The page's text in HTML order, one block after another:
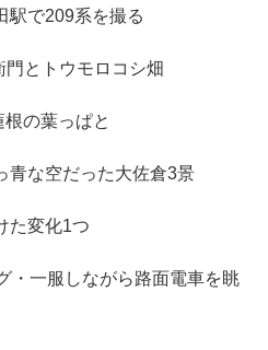
駅で209系を撮る
とトウモロコシ畑
の葉っぱと
青な空だった大佐倉3景
た変化1つ
・一服しながら路面電車を眺